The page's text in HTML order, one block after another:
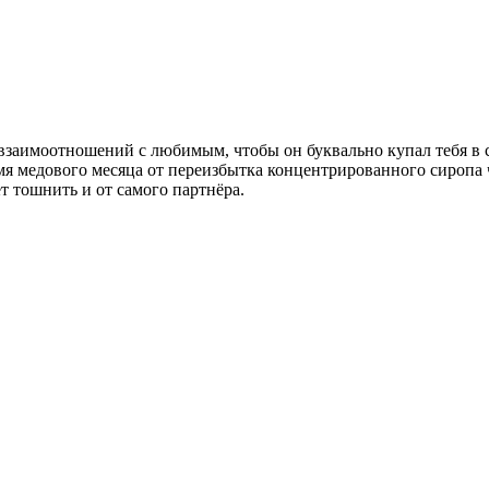
с любимым, чтобы он буквально купал тебя в
медового месяца от переизбытка концентрированного
тошнить и от самого партнёра.